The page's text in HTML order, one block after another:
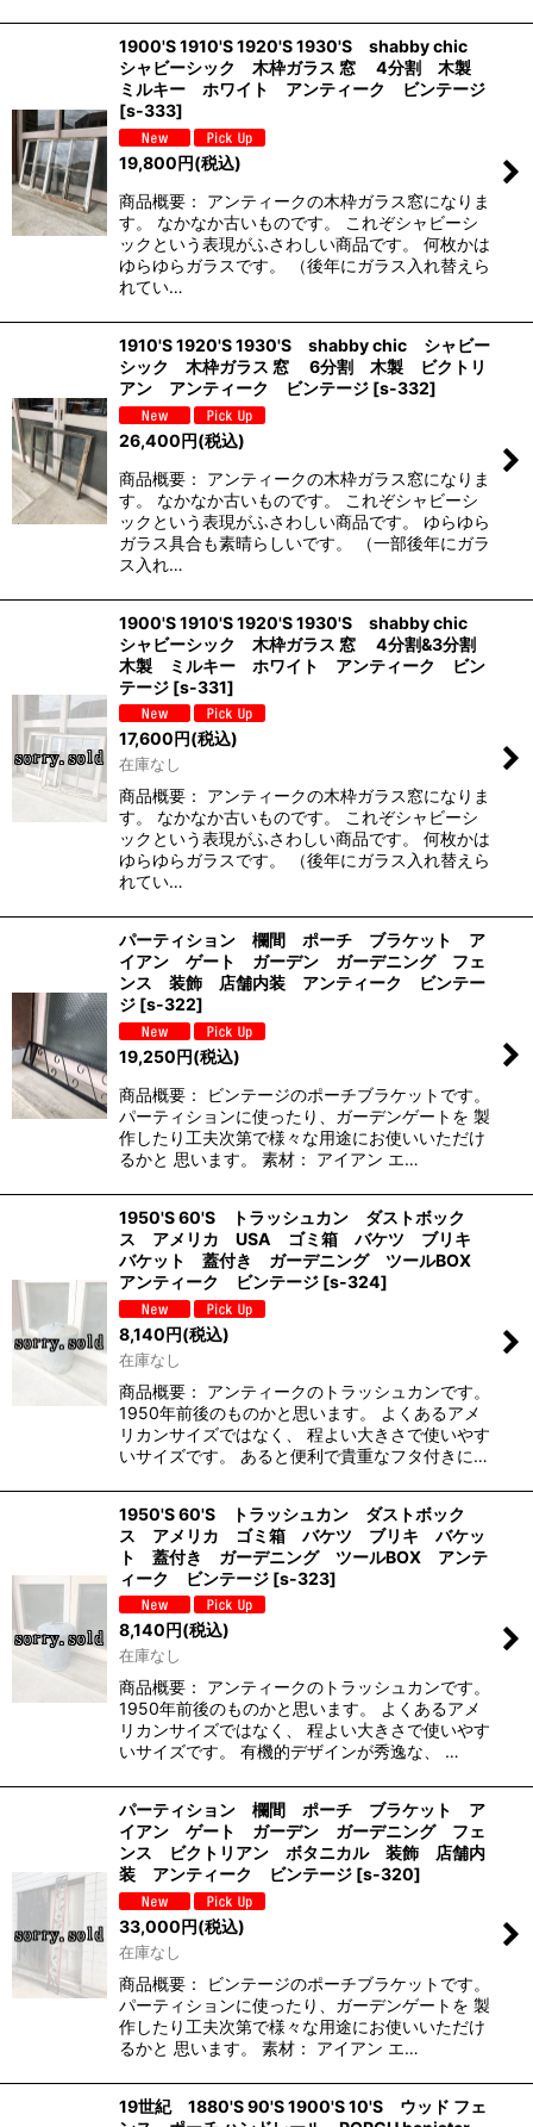
1900'S 1910'S 1920'S 1930'S shabby chic
シャビーシック 木枠ガラス 窓 4分割 木製
ミルキー ホワイト アンティーク ビンテージ
[s-333]
19,800円(税込)
商品概要： アンティークの木枠ガラス窓になりま
す。 なかなか古いものです。 これぞシャビーシ
ックという表現がふさわしい商品です。 何枚かは
ゆらゆらガラスです。 （後年にガラス入れ替えら
れてい…
1910'S 1920'S 1930'S shabby chic シャビー
シック 木枠ガラス 窓 6分割 木製 ビクトリ
アン アンティーク ビンテージ [s-332]
26,400円(税込)
商品概要： アンティークの木枠ガラス窓になりま
す。 なかなか古いものです。 これぞシャビーシ
ックという表現がふさわしい商品です。 ゆらゆら
ガラス具合も素晴らしいです。 （一部後年にガラ
ス入れ…
1900'S 1910'S 1920'S 1930'S shabby chic
シャビーシック 木枠ガラス 窓 4分割&3分割
木製 ミルキー ホワイト アンティーク ビン
テージ [s-331]
17,600円(税込)
在庫なし
商品概要： アンティークの木枠ガラス窓になりま
す。 なかなか古いものです。 これぞシャビーシ
ックという表現がふさわしい商品です。 何枚かは
ゆらゆらガラスです。 （後年にガラス入れ替えら
れてい…
パーティション 欄間 ポーチ ブラケット ア
イアン ゲート ガーデン ガーデニング フェ
ンス 装飾 店舗内装 アンティーク ビンテー
ジ [s-322]
19,250円(税込)
商品概要： ビンテージのポーチブラケットです。
パーティションに使ったり、ガーデンゲートを 製
作したり工夫次第で様々な用途にお使いいただけ
るかと 思います。 素材： アイアン エ…
1950'S 60'S トラッシュカン ダストボック
ス アメリカ USA ゴミ箱 バケツ ブリキ
バケット 蓋付き ガーデニング ツールBOX
アンティーク ビンテージ [s-324]
8,140円(税込)
在庫なし
商品概要： アンティークのトラッシュカンです。
1950年前後のものかと思います。 よくあるアメ
リカンサイズではなく、 程よい大きさで使いやす
いサイズです。 あると便利で貴重なフタ付きに…
1950'S 60'S トラッシュカン ダストボック
ス アメリカ ゴミ箱 バケツ ブリキ バケッ
ト 蓋付き ガーデニング ツールBOX アンテ
ィーク ビンテージ [s-323]
8,140円(税込)
在庫なし
商品概要： アンティークのトラッシュカンです。
1950年前後のものかと思います。 よくあるアメ
リカンサイズではなく、 程よい大きさで使いやす
いサイズです。 有機的デザインが秀逸な、 …
パーティション 欄間 ポーチ ブラケット ア
イアン ゲート ガーデン ガーデニング フェ
ンス ビクトリアン ボタニカル 装飾 店舗内
装 アンティーク ビンテージ [s-320]
33,000円(税込)
在庫なし
商品概要： ビンテージのポーチブラケットです。
パーティションに使ったり、ガーデンゲートを 製
作したり工夫次第で様々な用途にお使いいただけ
るかと 思います。 素材： アイアン エ…
19世紀 1880'S 90'S 1900'S 10'S ウッド フェ